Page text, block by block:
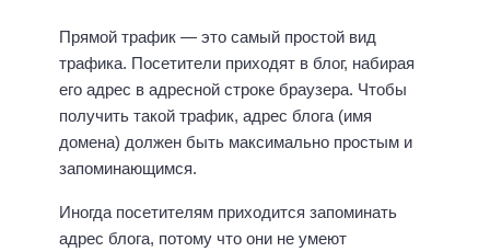
Прямой трафик — это самый простой вид
трафика. Посетители приходят в блог, набирая
его адрес в адресной строке браузера. Чтобы
получить такой трафик, адрес блога (имя
домена) должен быть максимально простым и
запоминающимся.
Иногда посетителям приходится запоминать
адрес блога, потому что они не умеют